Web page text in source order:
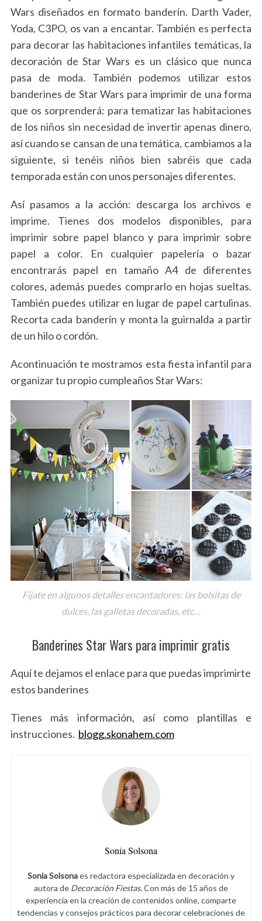
Wars diseñados en formato banderín. Darth Vader,
Yoda, C3PO, os van a encantar. También es perfecta
para decorar las habitaciones infantiles temáticas, la
decoración de Star Wars es un clásico que nunca
pasa de moda. También podemos utilizar estos
banderines de Star Wars para imprimir de una forma
que os sorprenderá: para tematizar las habitaciones
de los niños sin necesidad de invertir apenas dinero,
así cuando se cansan de una temática, cambiamos a la
siguiente, si tenéis niños bien sabréis que cada
temporada están con unos personajes diferentes.
Así pasamos a la acción: descarga los archivos e
imprime. Tienes dos modelos disponibles, para
imprimir sobre papel blanco y para imprimir sobre
papel a color. En cualquier papelería o bazar
encontrarás papel en tamaño A4 de diferentes
colores, además puedes comprarlo en hojas sueltas.
También puedes utilizar en lugar de papel cartulinas.
Recorta cada banderín y monta la guirnalda a partir
de un hilo o cordón.
Acontinuación te mostramos esta fiesta infantil para
organizar tu propio cumpleaños Star Wars:
Fíjate en algunos detalles encantadores: las bolsitas de
dulces, las galletas decoradas, etc…
Banderines Star Wars para imprimir gratis
Aquí te dejamos el enlace para que puedas imprimirte
estos banderines
Tienes más información, así como plantillas e
instrucciones. blogg.skonahem.com
Sonia Solsona
Sonia Solsonaes redactora especializada en decoración y
autora de Decoración Fiestas. Con más de 15 años de
experiencia en la creación de contenidos online, comparte
tendencias y consejos prácticos para decorar celebraciones de